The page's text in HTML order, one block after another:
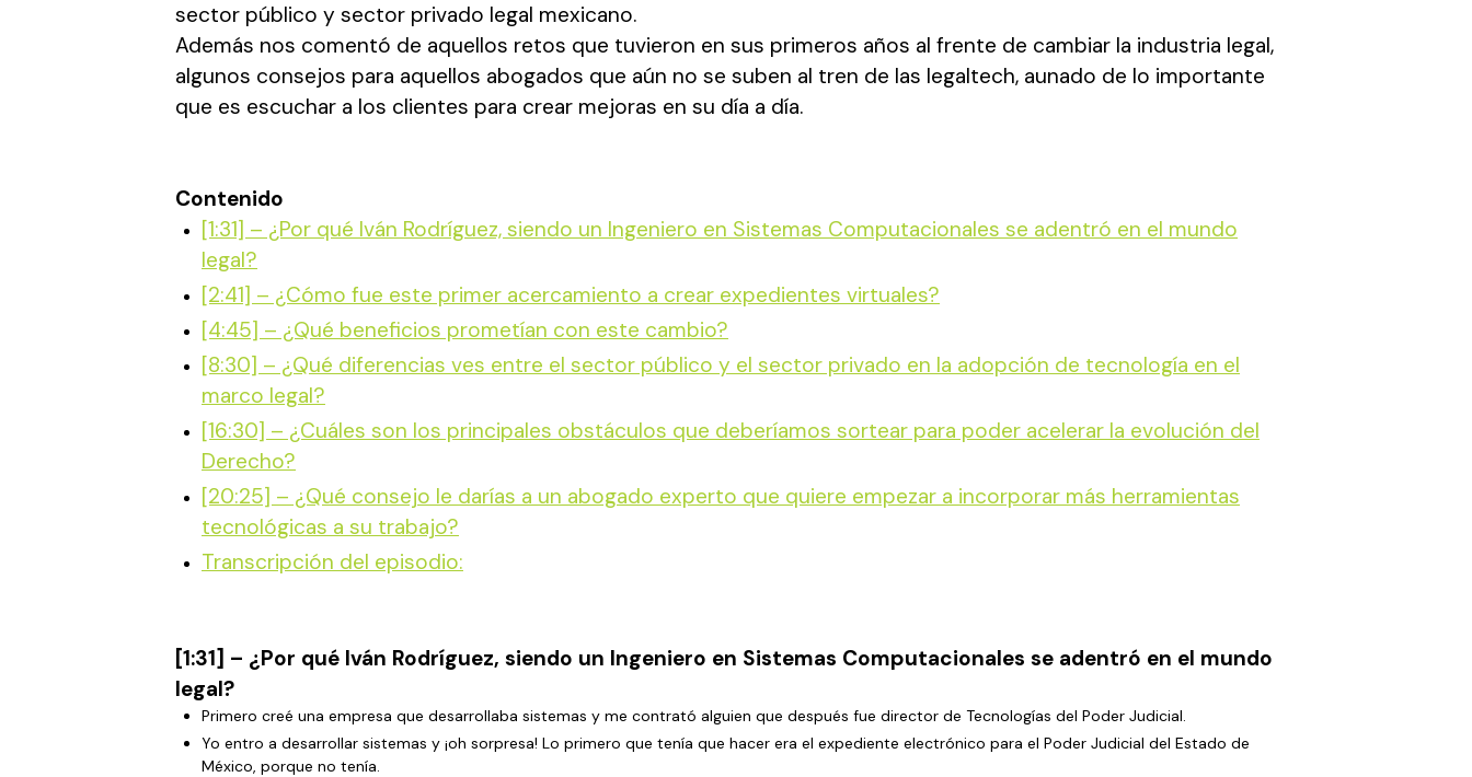
sector público y sector privado legal mexicano.
Además nos comentó de aquellos retos que tuvieron en sus primeros años al frente de cambiar la industria legal,
algunos consejos para aquellos abogados que aún no se suben al tren de las legaltech, aunado de lo importante
que es escuchar a los clientes para crear mejoras en su día a día.
Contenido
[1:31] – ¿Por qué Iván Rodríguez, siendo un Ingeniero en Sistemas Computacionales se adentró en el mundo
legal?
[2:41] – ¿Cómo fue este primer acercamiento a crear expedientes virtuales?
[4:45] – ¿Qué beneficios prometían con este cambio?
[8:30] – ¿Qué diferencias ves entre el sector público y el sector privado en la adopción de tecnología en el
marco legal?
[16:30] – ¿Cuáles son los principales obstáculos que deberíamos sortear para poder acelerar la evolución del
Derecho?
[20:25] – ¿Qué consejo le darías a un abogado experto que quiere empezar a incorporar más herramientas
tecnológicas a su trabajo?
Transcripción del episodio:
[1:31] – ¿Por qué Iván Rodríguez, siendo un Ingeniero en Sistemas Computacionales se adentró en el mundo
legal?
Primero creé una empresa que desarrollaba sistemas y me contrató alguien que después fue director de Tecnologías del Poder Judicial.
Yo entro a desarrollar sistemas y ¡oh sorpresa! Lo primero que tenía que hacer era el expediente electrónico para el Poder Judicial del Estado de
México, porque no tenía.